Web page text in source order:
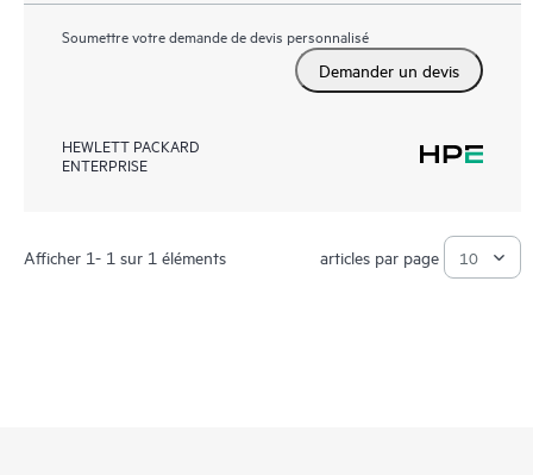
Soumettre votre demande de devis personnalisé
Demander un devis
HEWLETT PACKARD
ENTERPRISE
Afficher 1- 1 sur 1 éléments articles par page